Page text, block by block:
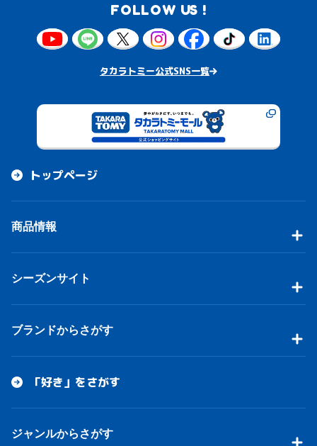
FOLLOW US !
タカラトミー公式SNS一覧
トップページ
商品情報
シーズンサイト
ブランドからさがす
「好き」をさがす
ジャンルからさがす